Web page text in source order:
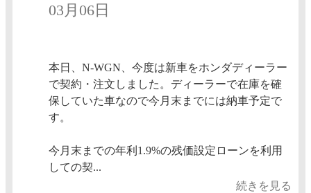
03月06日
本日、N-WGN、今度は新車をホンダディーラー
で契約・注文しました。ディーラーで在庫を確
保していた車なので今月末までには納車予定で
す。
今月末までの年利1.9%の残価設定ローンを利用
しての契...
続きを見る